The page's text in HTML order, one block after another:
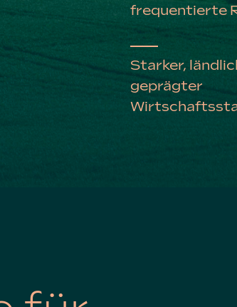
frequentierte
Starker,
geprägter